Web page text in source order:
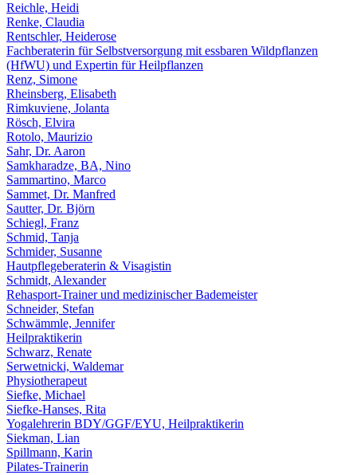
Reichle, Heidi
Renke, Claudia
Rentschler, Heiderose
Fachberaterin für Selbstversorgung mit essbaren Wildpflanzen
(HfWU) und Expertin für Heilpflanzen
Renz, Simone
Rheinsberg, Elisabeth
Rimkuviene, Jolanta
Rösch, Elvira
Rotolo, Maurizio
Sahr, Dr. Aaron
Samkharadze, BA, Nino
Sammartino, Marco
Sammet, Dr. Manfred
Sautter, Dr. Björn
Schiegl, Franz
Schmid, Tanja
Schmider, Susanne
Hautpflegeberaterin & Visagistin
Schmidt, Alexander
Rehasport-Trainer und medizinischer Bademeister
Schneider, Stefan
Schwämmle, Jennifer
Heilpraktikerin
Schwarz, Renate
Serwetnicki, Waldemar
Physiotherapeut
Siefke, Michael
Siefke-Hanses, Rita
Yogalehrerin BDY/GGF/EYU, Heilpraktikerin
Siekman, Lian
Spillmann, Karin
Pilates-Trainerin